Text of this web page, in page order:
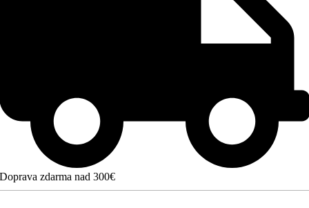
Doprava zdarma nad 300€